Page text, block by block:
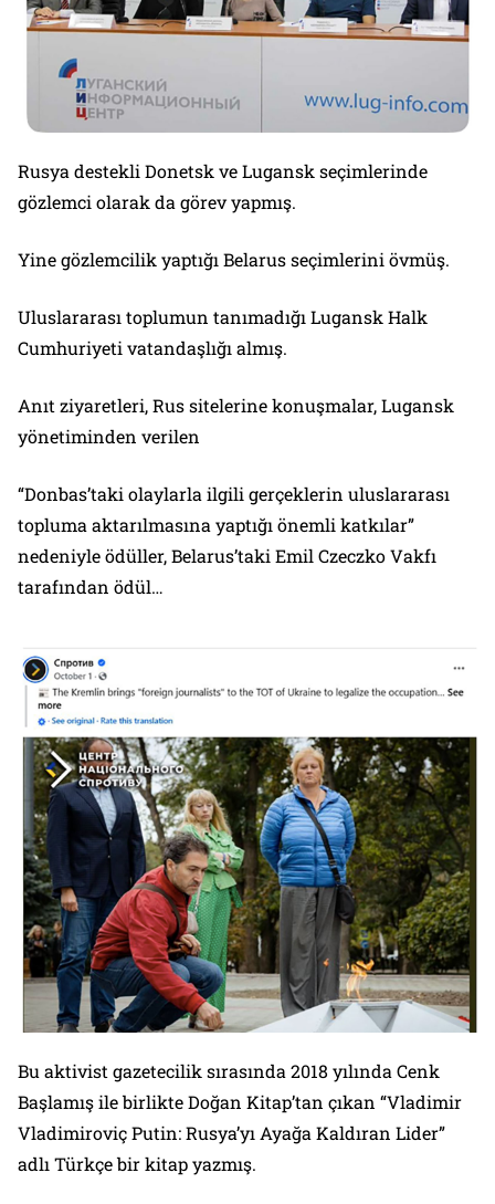
Rusya destekli Donetsk ve Lugansk seçimlerinde
gözlemci olarak da görev yapmış.
Yine gözlemcilik yaptığı Belarus seçimlerini övmüş.
Uluslararası toplumun tanımadığı Lugansk Halk
Cumhuriyeti vatandaşlığı almış.
Anıt ziyaretleri, Rus sitelerine konuşmalar, Lugansk
yönetiminden verilen
“Donbas’taki olaylarla ilgili gerçeklerin uluslararası
topluma aktarılmasına yaptığı önemli katkılar”
nedeniyle ödüller, Belarus’taki Emil Czeczko Vakfı
tarafından ödül…
Bu aktivist gazetecilik sırasında 2018 yılında Cenk
Başlamış ile birlikte Doğan Kitap’tan çıkan “Vladimir
Vladimiroviç Putin: Rusya’yı Ayağa Kaldıran Lider”
adlı Türkçe bir kitap yazmış.